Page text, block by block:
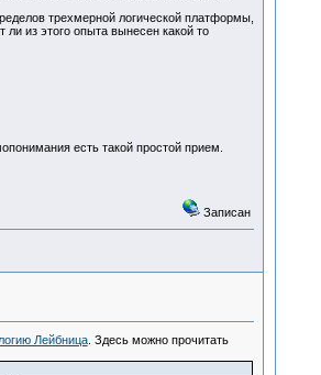
трехмерной логической платформы,
из этого опыта вынесен какой то
есть такой простой прием.
Записан
Лейбница. Здесь можно прочитать